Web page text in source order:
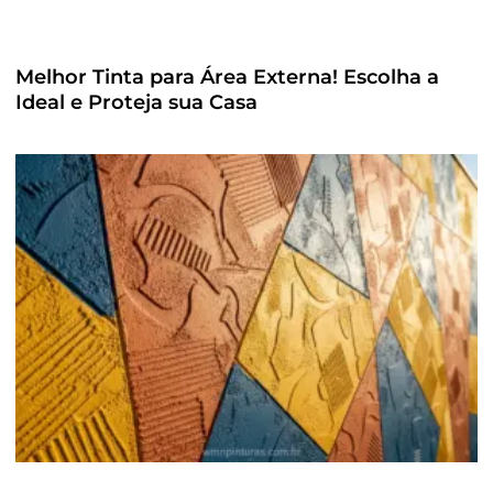
Melhor Tinta para Área Externa! Escolha a
Ideal e Proteja sua Casa